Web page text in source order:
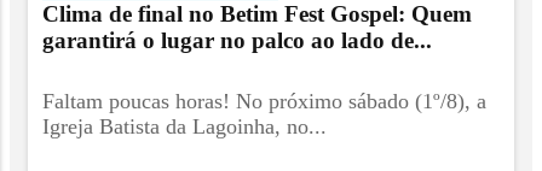
Clima de final no Betim Fest Gospel: Quem
garantirá o lugar no palco ao lado de...
Faltam poucas horas! No próximo sábado (1º/8), a
Igreja Batista da Lagoinha, no...